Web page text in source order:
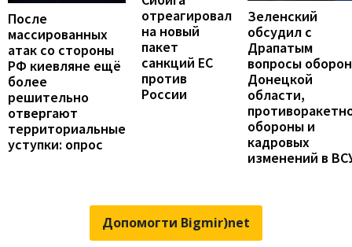
После
массированных
атак со стороны
РФ киевляне ещё
более
решительно
отвергают
территориальные
уступки: опрос
отреагировал
на новый
пакет
санкций ЕС
против
России
Зеленский
обсудил с
Драпатым
вопросы
Донецкой
области,
обороны и
кадровых
изменений в
Допомогти Bigmir)net